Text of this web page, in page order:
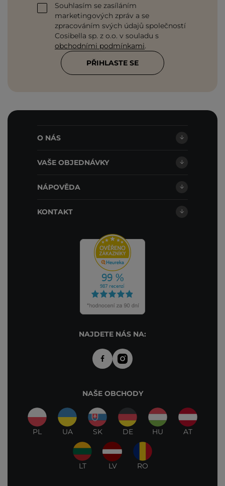
Souhlasím se zasíláním
marketingových zpráv a se
zpracováním svých údajů společností
Cosibella sp. z o.o. v souladu s
obchodními podmínkami.
PŘIHLASTE SE
O NÁS
VAŠE OBJEDNÁVKY
NÁPOVĚDA
KONTAKT
NAJDETE NÁS NA:
NAŠE OBCHODY
PL UA SK DE HU AT
LT LV RO